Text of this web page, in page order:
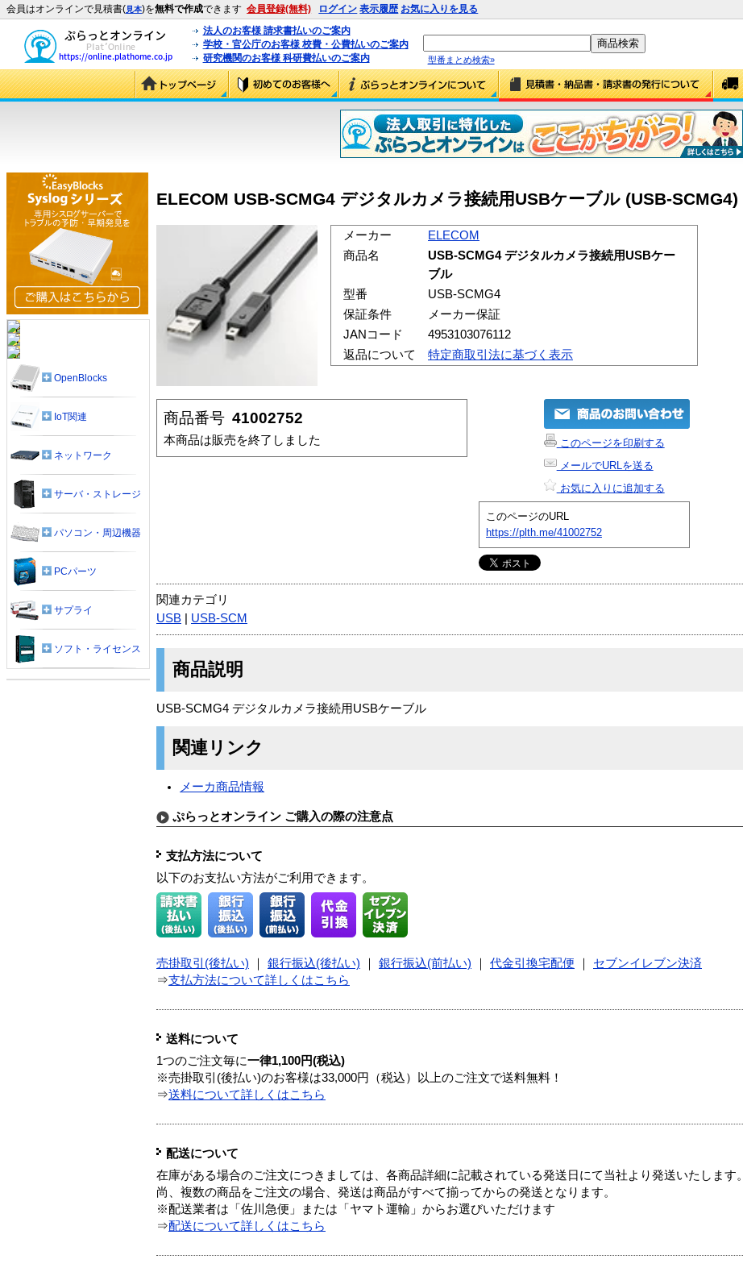
会員はオンラインで見積書(見本)を無料で作成できます 会員登録(無料) ログイン 表示履歴 お気に入りを見る
法人のお客様 請求書払いのご案内
学校・官公庁のお客様 校費・公費払いのご案内
研究機関のお客様 科研費払いのご案内
型番まとめ検索»
ELECOM USB-SCMG4 デジタルカメラ接続用USBケーブル (USB-SCMG4)
メーカー
ELECOM
商品名
USB-SCMG4 デジタルカメラ接続用USBケー
ブル
型番
USB-SCMG4
保証条件
メーカー保証
JANコード
4953103076112
返品について
特定商取引法に基づく表示
商品番号 41002752
本商品は販売を終了しました
このページを印刷する
メールでURLを送る
お気に入りに追加する
このページのURL
https://plth.me/41002752
関連カテゴリ
USB
USB-SCM
商品説明
USB-SCMG4 デジタルカメラ接続用USBケーブル
関連リンク
メーカ商品情報
ぷらっとオンライン ご購入の際の注意点
支払方法について
以下のお支払い方法がご利用できます。
売掛取引(後払い) 銀行振込(後払い) 銀行振込(前払い) 代金引換宅配便
セブンイレブン決済
⇒支払方法について詳しくはこちら
送料について
1つのご注文毎に一律1,100円(税込)
※売掛取引(後払い)のお客様は33,000円（税込）以上のご注文で送料無料！
⇒送料について詳しくはこちら
配送について
在庫がある場合のご注文につきましては、各商品詳細に記載されている発送日にて当社より発送いたします。
尚、複数の商品をご注文の場合、発送は商品がすべて揃ってからの発送となります。
※配送業者は「佐川急便」または「ヤマト運輸」からお選びいただけます
⇒配送について詳しくはこちら
OpenBlocks
IoT関連
ネットワーク
サーバ・ストレージ
パソコン・周辺機器
PCパーツ
サプライ
ソフト・ライセンス